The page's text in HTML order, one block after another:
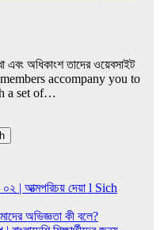
এবং অধিকাংশ তাদের ওয়েবসাইট
accompany you to
a set of…
| আত্মপরিচয় দেয়া l Sich
অভিজ্ঞতা কী বলে?